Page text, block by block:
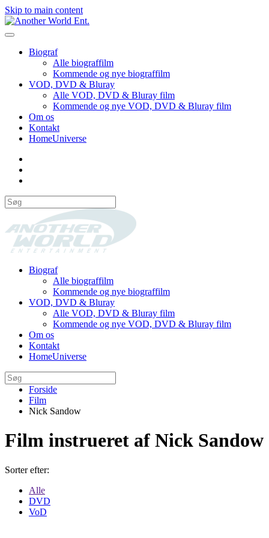
Skip to main content
Biograf
Alle biograffilm
Kommende og nye biograffilm
VOD, DVD & Bluray
Alle VOD, DVD & Bluray film
Kommende og nye VOD, DVD & Bluray film
Om os
Kontakt
HomeUniverse
Biograf
Alle biograffilm
Kommende og nye biograffilm
VOD, DVD & Bluray
Alle VOD, DVD & Bluray film
Kommende og nye VOD, DVD & Bluray film
Om os
Kontakt
HomeUniverse
Forside
Film
Nick Sandow
Film instrueret af Nick Sandow
Sorter efter:
Alle
DVD
VoD